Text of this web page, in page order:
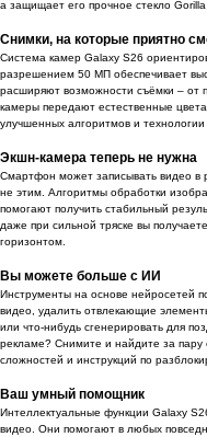
а защищает его прочное стекло Gorilla
Снимки, на которые приятно
Система камер Galaxy S26
разрешением 50 МП обеспечивает
расширяют возможности съёмки – от
камеры передают естественные
улучшенных алгоритмов и технологии
Экшн-камера теперь не нужна
Смартфон может записывать видео в
не этим. Алгоритмы обработки
помогают получить стабильный
даже при сильной тряске вы
горизонтом.
Вы можете больше с ИИ
Инструменты на основе нейросетей
видео, удалить отвлекающие
или что-нибудь сгенерировать для
рекламе? Снимите и найдите за пару
сложностей и инструкций по
Ваш умный помощник
Интеллектуальные функции Galaxy
видео. Они помогают в любых